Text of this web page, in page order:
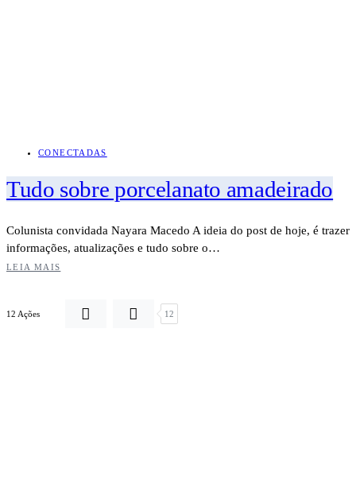
CONECTADAS
Tudo sobre porcelanato amadeirado
Colunista convidada Nayara Macedo A ideia do post de hoje, é trazer
informações, atualizações e tudo sobre o…
LEIA MAIS
12 Ações 12